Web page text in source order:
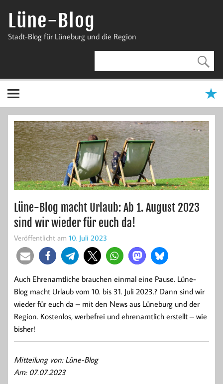
InhaltLüne-Blog
Stadt-Blog für Lüneburg und die Region
Lüne-Blog macht Urlaub: Ab 1. August 2023
sind wir wieder für euch da!
Veröffentlicht am 10. Juli 2023
Auch Ehrenamtliche brauchen einmal eine Pause. Lüne-
Blog macht Urlaub vom 10. bis 31. Juli 2023.? Dann sind wir
wieder für euch da – mit den News aus Lüneburg und der
Region. Kostenlos, werbefrei und ehrenamtlich erstellt – wie
bisher!
Mitteilung von: Lüne-Blog
Am: 07.07.2023